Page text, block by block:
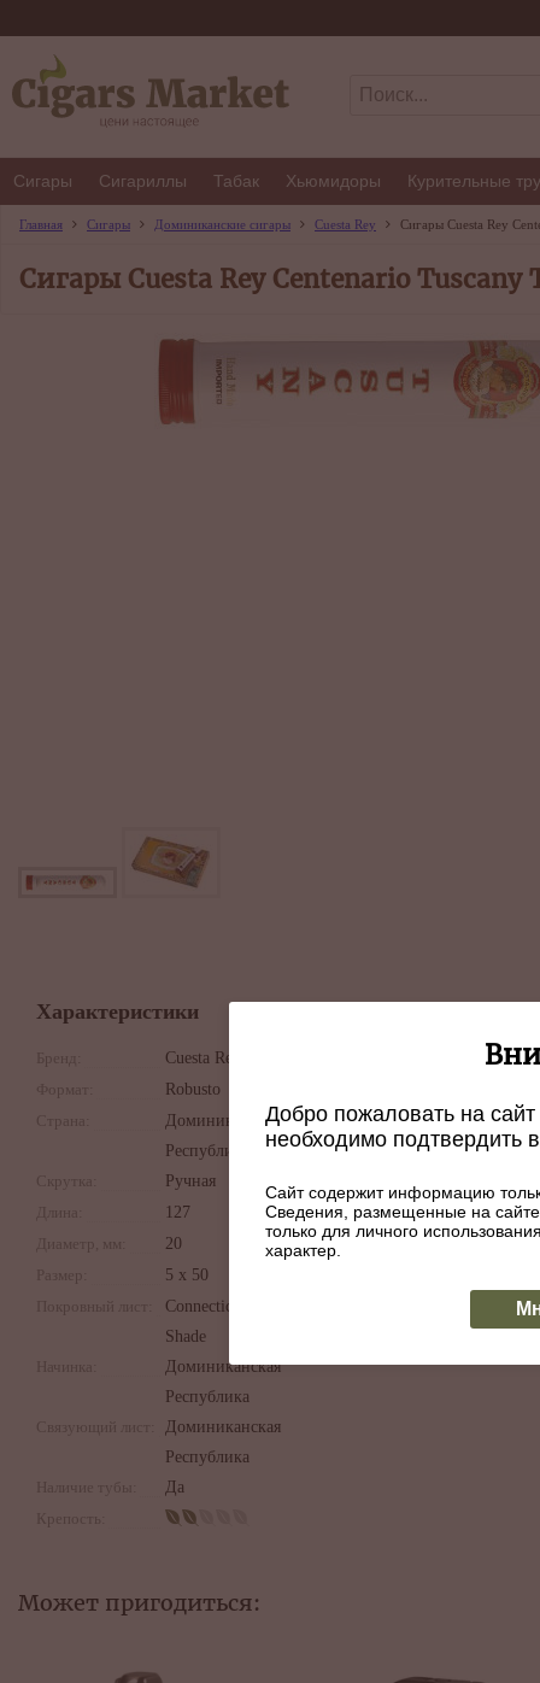
Сигары Сигариллы Табак Хьюмидоры Курительные
Главная Сигары Доминиканские сигары Cuesta Rey Сигары Cuesta Rey
Сигары Cuesta Rey Centenario Tuscany
Характеристики
Бренд:
Cuesta Rey
Формат:
Robusto
Страна:
Доминиканская
Республика
Скрутка:
Ручная
Длина:
127
Диаметр, мм:
20
Размер:
5 x 50
Покровный лист:
Connecticut
Shade
Начинка:
Доминиканская
Республика
Связующий лист:
Доминиканская
Республика
Наличие тубы:
Да
Крепость:
Может пригодиться:
Добро пожаловать на
необходимо подтвердить
Сайт содержит информацию
Сведения, размещенные на
только для личного
характер.